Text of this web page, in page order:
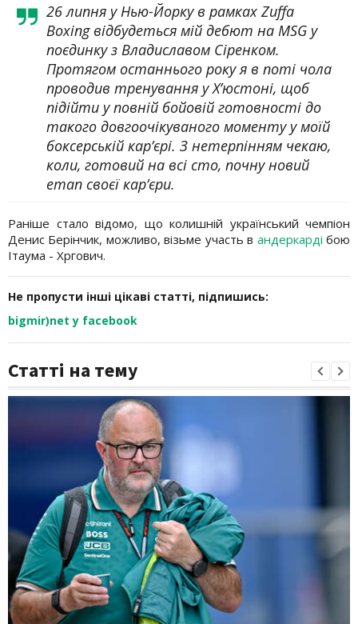
26 липня у Нью-Йорку в рамках Zuffa
Boxing відбудеться мій дебют на MSG у
поєдинку з Владиславом Сіренком.
Протягом останнього року я в поті чола
проводив тренування у Х’юстоні, щоб
підійти у повній бойовій готовності до
такого довгоочікуваного моменту у моїй
боксерській кар’єрі. З нетерпінням чекаю,
коли, готовий на всі сто, почну новий
етап своєї кар’єри.
Раніше стало відомо, що колишній український чемпіон
Денис Берінчик, можливо, візьме участь в андеркарді бою
Ітаума - Хргович.
Не пропусти інші цікаві статті, підпишись:
bigmir)net у facebook
Статті на тему